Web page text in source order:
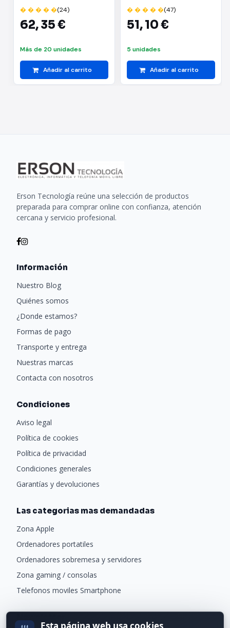
� � � � �(24)
62,35 €
Más de 20 unidades
Añadir al carrito
� � � � �(47)
51,10 €
5 unidades
Añadir al carrito
Erson Tecnología reúne una selección de productos
preparada para comprar online con confianza, atención
cercana y servicio profesional.
Información
Nuestro Blog
Quiénes somos
¿Donde estamos?
Formas de pago
Transporte y entrega
Nuestras marcas
Contacta con nosotros
Condiciones
Aviso legal
Política de cookies
Política de privacidad
Condiciones generales
Garantías y devoluciones
Las categorias mas demandadas
Zona Apple
Ordenadores portatiles
Ordenadores sobremesa y servidores
Zona gaming / consolas
Telefonos moviles Smartphone